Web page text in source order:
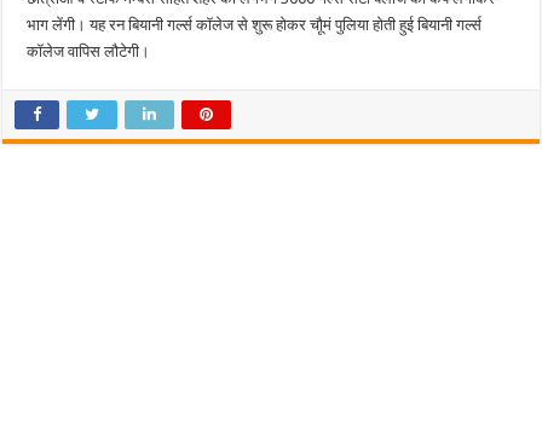
भाग लेंगी। यह रन बियानी गर्ल्स कॉलेज से शुरू होकर चौूमं पुलिया होती हुई बियानी गर्ल्स
कॉलेज वापिस लौटेगी।